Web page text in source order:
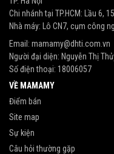
Chi nhánh tại TP.HCM: Lầu 6,
Nhà máy: Lô CN7, cụm công
Email: mamamy@dhti.com.vn
Người đại diện: Nguyễn Thị
Số điện thoại: 18006057
VỀ MAMAMY
Điểm bán
Site map
Sự kiện
Câu hỏi thường gặp